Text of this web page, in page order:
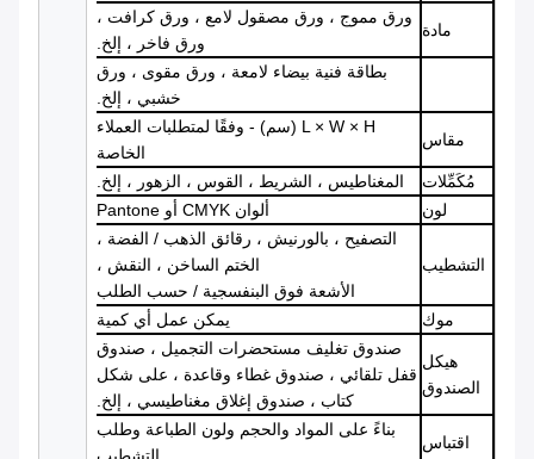
مادة
ورق مموج ، ورق مصقول لامع ، ورق كرافت ،
ورق فاخر ، إلخ.
بطاقة فنية بيضاء لامعة ، ورق مقوى ، ورق
خشبي ، إلخ.
مقاس
L × W × H (سم) - وفقًا لمتطلبات العملاء
الخاصة
مُكَمِّلات
المغناطيس ، الشريط ، القوس ، الزهور ، إلخ.
لون
ألوان CMYK أو Pantone
التشطيب
التصفيح ، بالورنيش ، رقائق الذهب / الفضة ،
الختم الساخن ، النقش ،
الأشعة فوق البنفسجية / حسب الطلب
موك
يمكن عمل أي كمية
هيكل
الصندوق
صندوق تغليف مستحضرات التجميل ، صندوق
قفل تلقائي ، صندوق غطاء وقاعدة ، على شكل
كتاب ، صندوق إغلاق مغناطيسي ، إلخ.
اقتباس
بناءً على المواد والحجم ولون الطباعة وطلب